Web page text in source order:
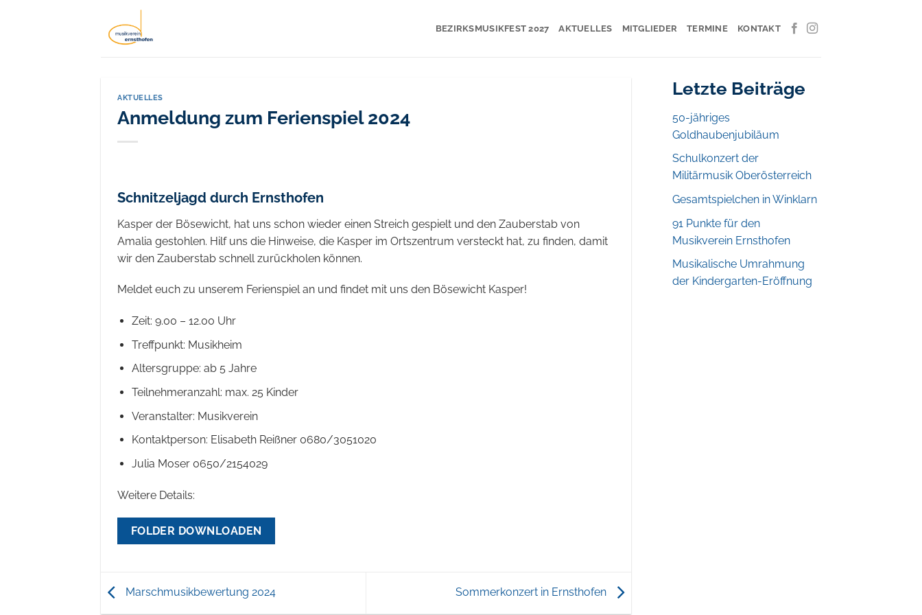
BEZIRKSMUSIKFEST 2027 AKTUELLES MITGLIEDER TERMINE KONTAKT
AKTUELLES
Anmeldung zum Ferienspiel 2024
Schnitzeljagd durch Ernsthofen
Kasper der Bösewicht, hat uns schon wieder einen Streich gespielt und den Zauberstab von
Amalia gestohlen. Hilf uns die Hinweise, die Kasper im Ortszentrum versteckt hat, zu finden, damit
wir den Zauberstab schnell zurückholen können.
Meldet euch zu unserem Ferienspiel an und findet mit uns den Bösewicht Kasper!
Zeit: 9.00 – 12.00 Uhr
Treffpunkt: Musikheim
Altersgruppe: ab 5 Jahre
Teilnehmeranzahl: max. 25 Kinder
Veranstalter: Musikverein
Kontaktperson: Elisabeth Reißner 0680/3051020
Julia Moser 0650/2154029
Weitere Details:
FOLDER DOWNLOADEN
Marschmusikbewertung 2024 Sommerkonzert in Ernsthofen
Letzte Beiträge
50-jähriges
Goldhaubenjubiläum
Schulkonzert der
Militärmusik Oberösterreich
Gesamtspielchen in Winklarn
91 Punkte für den
Musikverein Ernsthofen
Musikalische Umrahmung
der Kindergarten-Eröffnung